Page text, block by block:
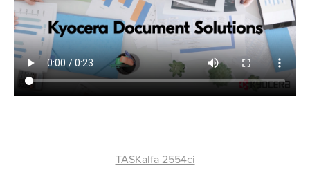
TASKalfa 2554ci